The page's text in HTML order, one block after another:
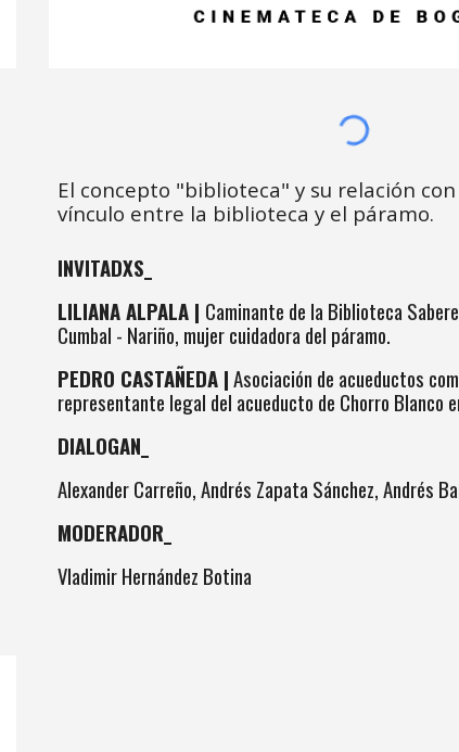
El concepto "biblioteca" y su relación
vínculo entre la biblioteca y el páramo.
INVITADXS_
LILIANA ALPALA | Caminante de la Biblioteca
Cumbal - Nariño, mujer cuidadora del páramo.
PEDRO CASTAÑEDA |Asociación de acueductos
representante legal del acueducto de Chorro Blanco
DIALOGAN_
Alexander Carreño, Andrés Zapata Sánchez, Andrés
MODERADOR_
Vladimir Hernández Botina